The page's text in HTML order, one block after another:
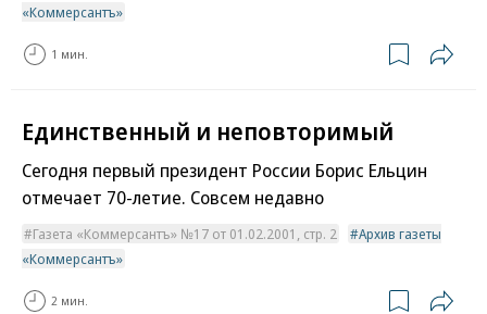
«Коммерсантъ»
1 мин.
Единственный и неповторимый
Сегодня первый президент России Борис Ельцин
отмечает 70-летие. Совсем недавно
Газета «Коммерсантъ» №17 от 01.02.2001, стр. 2
Архив газеты
«Коммерсантъ»
2 мин.